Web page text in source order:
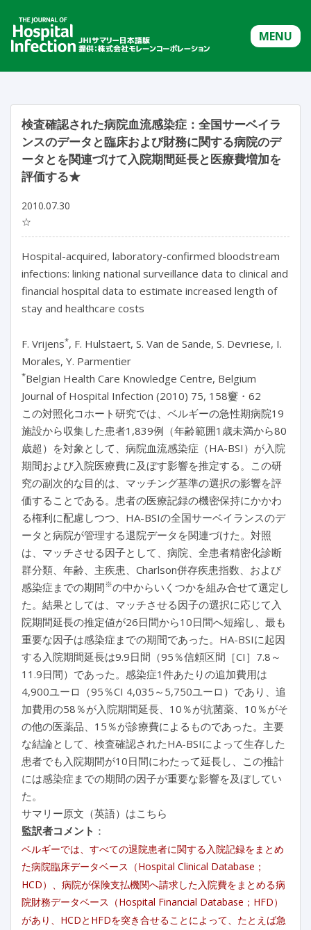
MENU
検査確認された病院血流感染症：全国サーベイラ
ンスのデータと臨床および財務に関する病院のデ
ータとを関連づけて入院期間延長と医療費増加を
評価する★
2010.07.30
☆
Hospital-acquired, laboratory-confirmed bloodstream
infections: linking national surveillance data to clinical and
financial hospital data to estimate increased length of
stay and healthcare costs
F. Vrijens*, F. Hulstaert, S. Van de Sande, S. Devriese, I.
Morales, Y. Parmentier
*Belgian Health Care Knowledge Centre, Belgium
Journal of Hospital Infection (2010) 75, 158窶・62
この対照化コホート研究では、ベルギーの急性期病院19
施設から収集した患者1,839例（年齢範囲1歳未満から80
歳超）を対象として、病院血流感染症（HA-BSI）が入院
期間および入院医療費に及ぼす影響を推定する。この研
究の副次的な目的は、マッチング基準の選択の影響を評
価することである。患者の医療記録の機密保持にかかわ
る権利に配慮しつつ、HA-BSIの全国サーベイランスのデ
ータと病院が管理する退院データを関連づけた。対照
は、マッチさせる因子として、病院、全患者精密化診断
群分類、年齢、主疾患、Charlson併存疾患指数、および
感染症までの期間※の中からいくつかを組み合せて選定し
た。結果としては、マッチさせる因子の選択に応じて入
院期間延長の推定値が26日間から10日間へ短縮し、最も
重要な因子は感染症までの期間であった。HA-BSIに起因
する入院期間延長は9.9日間（95％信頼区間［CI］7.8～
11.9日間）であった。感染症1件あたりの追加費用は
4,900ユーロ（95％CI 4,035～5,750ユーロ）であり、追
加費用の58％が入院期間延長、10％が抗菌薬、10％がそ
の他の医薬品、15％が診療費によるものであった。主要
な結論として、検査確認されたHA-BSIによって生存した
患者でも入院期間が10日間にわたって延長し、この推計
には感染症までの期間の因子が重要な影響を及ぼしてい
た。
サマリー原文（英語）はこちら
監訳者コメント ：
ベルギーでは、すべての退院患者に関する入院記録をまとめ
た病院臨床データベース（Hospital Clinical Database；
HCD）、病院が保険支払機関へ請求した入院費をまとめる病
院財務データベース（Hospital Financial Database；HFD）
があり、HCDとHFDを突き合せることによって、たとえば急